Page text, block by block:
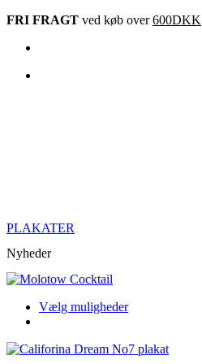
Videre
indhold
FRI FRAGT ved køb over600DKK
PLAKATER
Nyheder
Vælg mulighederDette
flere